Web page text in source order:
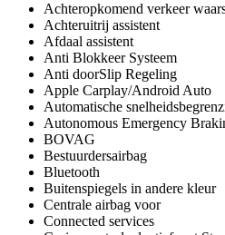
Achteropkomend verkeer
Achteruitrij assistent
Afdaal assistent
Anti Blokkeer Systeem
Anti doorSlip Regeling
Apple Carplay/Android Auto
Automatische
Autonomous Emergency
BOVAG
Bestuurdersairbag
Bluetooth
Buitenspiegels in andere kleur
Centrale airbag voor
Connected services